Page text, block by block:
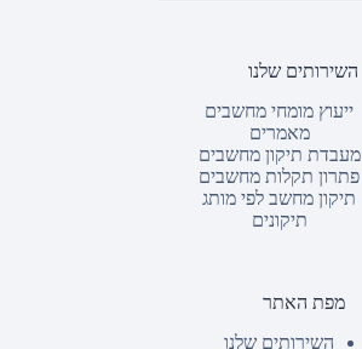
השירותים שלנו
ייעוץ מומחי מחשבים
מאמרים
מעבדת תיקון מחשבים
פתרון תקלות מחשבים
תיקון מחשב לפי מותג
תיקונים
מפת האתר
השירותים שלנו